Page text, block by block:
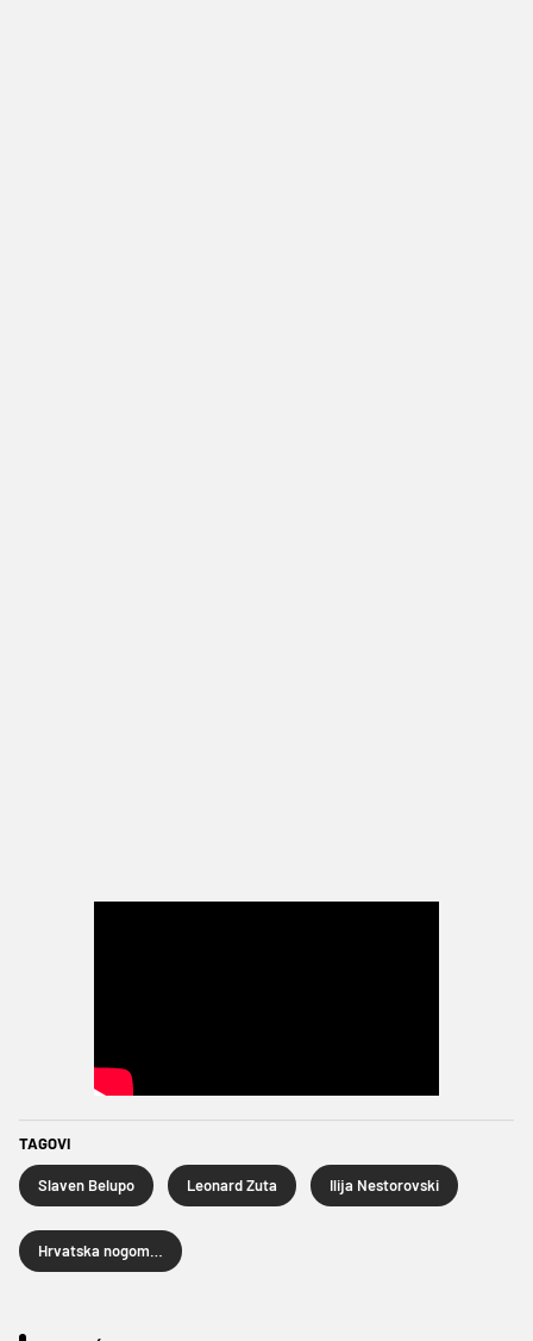
TAGOVI
Slaven Belupo Leonard Zuta Ilija Nestorovski